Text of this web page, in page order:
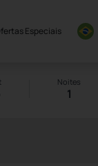
Especiais
Noites
1